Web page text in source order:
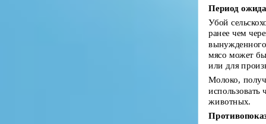
Период
Убой
ранее чем
мясо может
или для
Молоко,
использовать
животных.